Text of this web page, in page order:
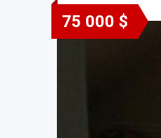
75 000 $